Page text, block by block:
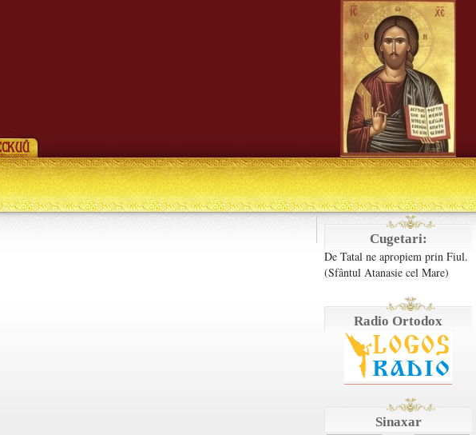
Cugetari:
De Tatal ne apropiem prin Fiul.
(Sfântul Atanasie cel Mare)
Radio Ortodox
Sinaxar